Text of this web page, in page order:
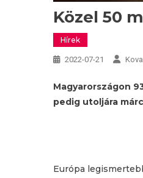
Közel 50
Hírek
2022-07-21
Magyarországon
pedig utoljára
Európa